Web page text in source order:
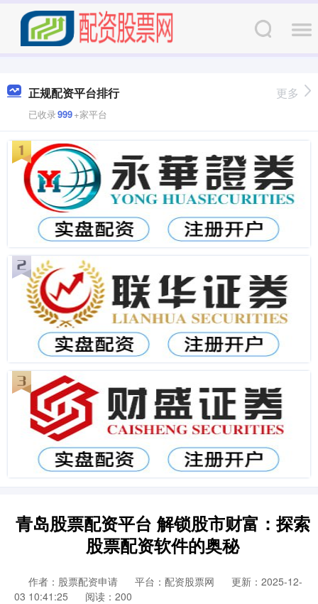
正规配资平台排行
已收录999+家平台
更多
青岛股票配资平台 解锁股市财富：探索
股票配资软件的奥秘
作者：股票配资申请 平台：配资股票网
更新：2025-12-
03 10:41:25
阅读：200